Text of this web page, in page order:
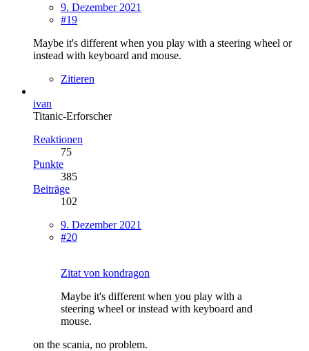
9. Dezember 2021
#19
Maybe it's different when you play with a steering wheel or
instead with keyboard and mouse.
Zitieren
ivan
Titanic-Erforscher
Reaktionen
75
Punkte
385
Beiträge
102
9. Dezember 2021
#20
Zitat von kondragon
Maybe it's different when you play with a
steering wheel or instead with keyboard and
mouse.
on the scania, no problem.